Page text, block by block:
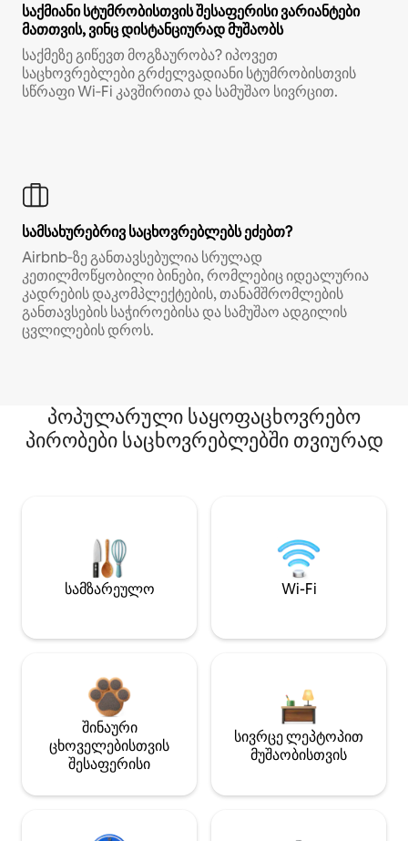
საქმიანი სტუმრობისთვის შესაფერისი ვარიანტები
მათთვის, ვინც დისტანციურად მუშაობს
საქმეზე გიწევთ მოგზაურობა? იპოვეთ
საცხოვრებლები გრძელვადიანი სტუმრობისთვის
სწრაფი Wi‑Fi კავშირითა და სამუშაო სივრცით.
სამსახურებრივ საცხოვრებლებს ეძებთ?
Airbnb‑ზე განთავსებულია სრულად
კეთილმოწყობილი ბინები, რომლებიც იდეალურია
კადრების დაკომპლექტების, თანამშრომლების
განთავსების საჭიროებისა და სამუშაო ადგილის
ცვლილების დროს.
პოპულარული საყოფაცხოვრებო
პირობები საცხოვრებლებში თვიურად
სამზარეულო Wi-Fi
შინაური
ცხოველებისთვის
შესაფერისი
სივრცე ლეპტოპით
მუშაობისთვის